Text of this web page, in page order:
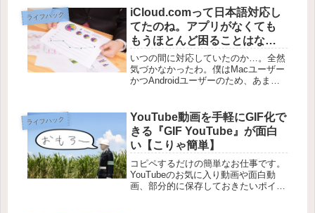
ライフハック
iCloud.comって日本語対応し
てたのね。アプリがなくても
もうほとんど困ることはなく
なりそうだね！【iWork】
いつの間に対応していたのか…。全然
気づかなかったわ。僕はMacユーザー
かつAndroidユーザーのため、あまり
プリにおいては、ちょっと使ってみた
いなと思って...
ライフハック
YouTube動画を手軽にGIF化で
きる『GIF YouTube』が面白
い【こりゃ簡単】
コピペするだけの簡単なお仕事です。
YouTubeのお気に入り動画や面白動
画、部分的に保存しておきたいポイン